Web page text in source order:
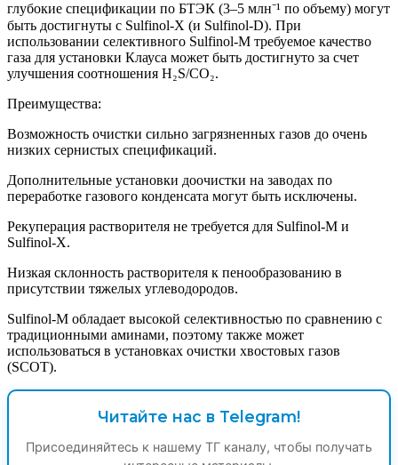
глубокие спецификации по БТЭК (3–5 млн⁻¹ по объему) могут
быть достигнуты с Sulfinol-X (и Sulfinol-D). При
использовании селективного Sulfinol-M требуемое качество
газа для установки Клауса может быть достигнуто за счет
улучшения соотношения H₂S/CO₂.
Преимущества:
Возможность очистки сильно загрязненных газов до очень
низких сернистых спецификаций.
Дополнительные установки доочистки на заводах по
переработке газового конденсата могут быть исключены.
Рекуперация растворителя не требуется для Sulfinol-M и
Sulfinol-X.
Низкая склонность растворителя к пенообразованию в
присутствии тяжелых углеводородов.
Sulfinol-M обладает высокой селективностью по сравнению с
традиционными аминами, поэтому также может
использоваться в установках очистки хвостовых газов
(SCOT).
Читайте нас в Telegram!
Присоединяйтесь к нашему ТГ каналу, чтобы получать